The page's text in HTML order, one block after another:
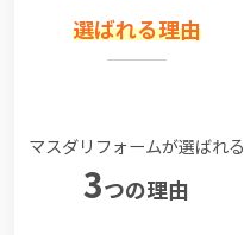
選ばれる理由
マスダリフォームが選ばれる
3つの理由